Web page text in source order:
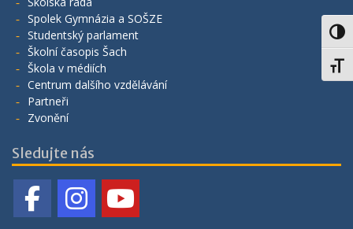
Spolek Gymnázia a SOŠZE
Studentský parlament
Školní časopis Šach
Škola v médiích
Centrum dalšího vzdělávání
Partneři
Zvonění
Sledujte nás